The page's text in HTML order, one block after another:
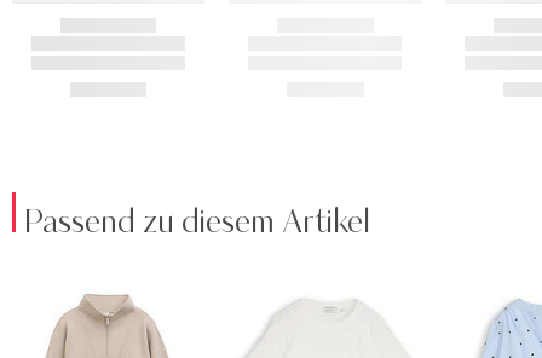
Passend zu diesem Artikel